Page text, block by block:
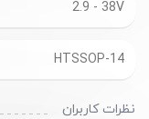
2.9 - 38V
HTSSOP-14
نظرات کاربران